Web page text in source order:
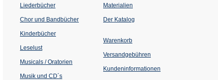
Liederbücher
Chor und Bandbücher
Kinderbücher
Leselust
Musicals / Oratorien
Musik und CD´s
Materialien
Der Katalog
Warenkorb
Versandgebühren
Kundeninformationen